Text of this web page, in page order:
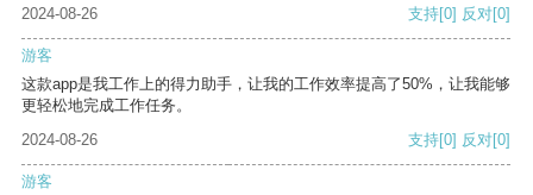
2024-08-26 支持[0] 反对[0]
游客
这款app是我工作上的得力助手，让我的工作效率提高了50%，让我能够
更轻松地完成工作任务。
2024-08-26
支持[0] 反对[0]
游客